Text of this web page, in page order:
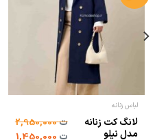
لباس زنانه
لانگ کت زنانه
مدل نیلو
ت2,950,000
ت1,450,000